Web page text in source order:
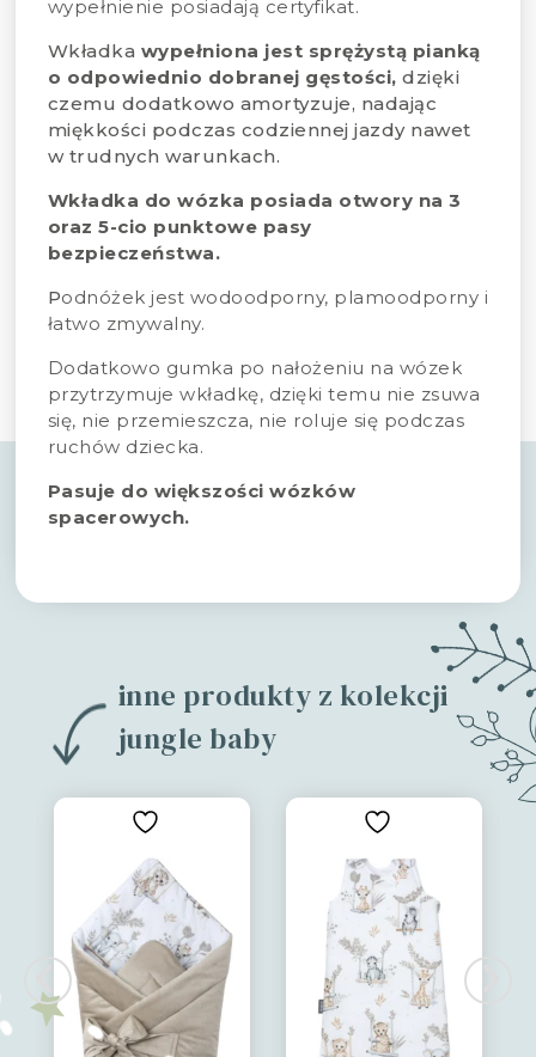
wypełnienie posiadają certyfikat.
Wkładka wypełniona jest sprężystą pianką
o odpowiednio dobranej gęstości,dzięki
czemu dodatkowo amortyzuje, nadając
miękkości podczas codziennej jazdy nawet
w trudnych warunkach.
Wkładka do wózka posiada otwory na 3
oraz 5-cio punktowe pasy
bezpieczeństwa.
Podnóżek jest wodoodporny, plamoodporny i
łatwo zmywalny.
Dodatkowo gumka po nałożeniu na wózek
przytrzymuje wkładkę, dzięki temu nie zsuwa
się, nie przemieszcza, nie roluje się podczas
ruchów dziecka.
Pasuje do większości wózków
spacerowych.
inne produkty z kolekcji
jungle baby